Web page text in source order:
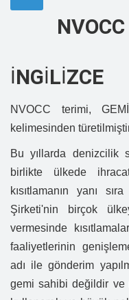
NVOCC
İNGİLİZCE
NVOCC terimi,
kelimesinden
Bu yıllarda denizcilik
birlikte ülkede
kısıtlamanın yanı
Şirketi'nin birçok
vermesinde
faaliyetlerinin
adı ile gönderim
gemi sahibi değildir ve